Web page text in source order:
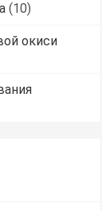
(10)
окиси